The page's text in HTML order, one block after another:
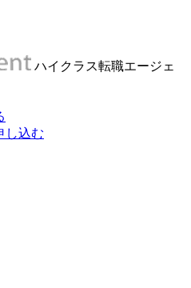
ハイクラス転職エージェ
し込む